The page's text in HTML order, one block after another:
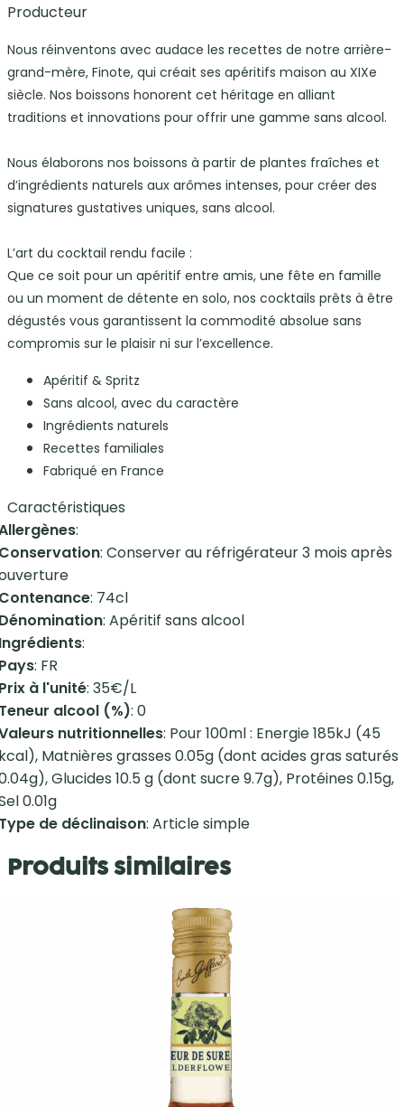
Producteur
Nous réinventons avec audace les recettes de notre arrière-
grand-mère, Finote, qui créait ses apéritifs maison au XIXe
siècle. Nos boissons honorent cet héritage en alliant
traditions et innovations pour offrir une gamme sans alcool.
Nous élaborons nos boissons à partir de plantes fraîches et
d’ingrédients naturels aux arômes intenses, pour créer des
signatures gustatives uniques, sans alcool.
L’art du cocktail rendu facile :
Que ce soit pour un apéritif entre amis, une fête en famille
ou un moment de détente en solo, nos cocktails prêts à être
dégustés vous garantissent la commodité absolue sans
compromis sur le plaisir ni sur l’excellence.
Apéritif & Spritz
Sans alcool, avec du caractère
Ingrédients naturels
Recettes familiales
Fabriqué en France
Caractéristiques
:
: Conserver au réfrigérateur 3 mois après
: 74cl
: Apéritif sans alcool
:
: FR
à l'unité: 35€/L
alcool (%): 0
nutritionnelles: Pour 100ml : Energie 185kJ (45
Matnières grasses 0.05g (dont acides gras saturés
Glucides 10.5 g (dont sucre 9.7g), Protéines 0.15g,
0.01g
de déclinaison: Article simple
Produits similaires